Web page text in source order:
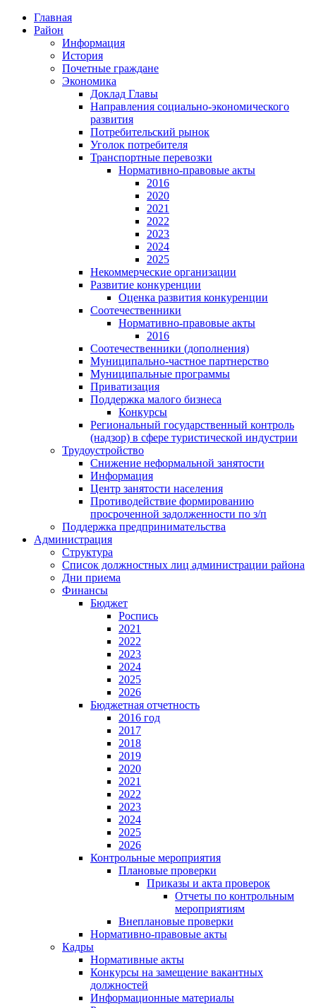
Главная
Район
Информация
История
Почетные граждане
Экономика
Доклад Главы
Направления социально-экономического
развития
Потребительский рынок
Уголок потребителя
Транспортные перевозки
Нормативно-правовые акты
2016
2020
2021
2022
2023
2024
2025
Некоммерческие организации
Развитие конкуренции
Оценка развития конкуренции
Соотечественники
Нормативно-правовые акты
2016
Соотечественники (дополнения)
Муниципально-частное партнерство
Муниципальные программы
Приватизация
Поддержка малого бизнеса
Конкурсы
Региональный государственный контроль
(надзор) в сфере туристической индустрии
Трудоустройство
Снижение неформальной занятости
Информация
Центр занятости населения
Противодействие формированию
просроченной задолженности по з/п
Поддержка предпринимательства
Администрация
Структура
Список должностных лиц администрации района
Дни приема
Финансы
Бюджет
Роспись
2021
2022
2023
2024
2025
2026
Бюджетная отчетность
2016 год
2017
2018
2019
2020
2021
2022
2023
2024
2025
2026
Контрольные мероприятия
Плановые проверки
Приказы и акта проверок
Отчеты по контрольным
мероприятиям
Внеплановые проверки
Нормативно-правовые акты
Кадры
Нормативные акты
Конкурсы на замещение вакантных
должностей
Информационные материалы